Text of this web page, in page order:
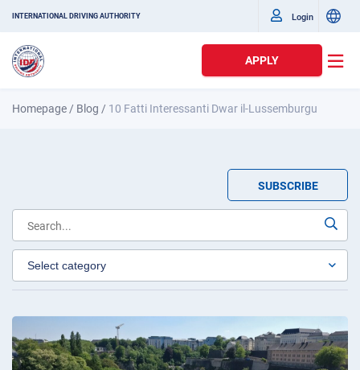
INTERNATIONAL DRIVING AUTHORITY Login
APPLY
Homepage / Blog / 10 Fatti Interessanti Dwar il-Lussemburgu
SUBSCRIBE